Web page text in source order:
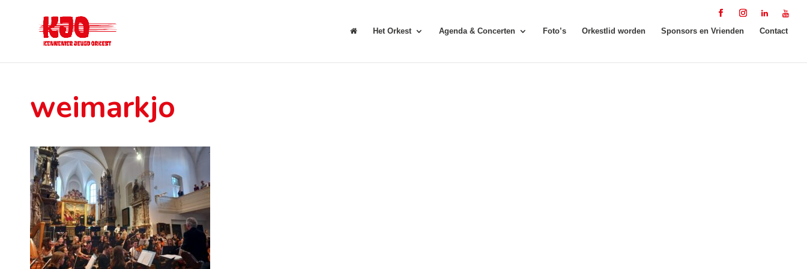
Het Orkest Agenda & Concerten Foto’s Orkestlid worden Sponsors en Vrienden Contact
weimarkjo